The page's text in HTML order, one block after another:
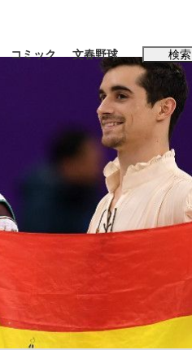
ュー 読書
アイドルたち
コミック 文春野球 検索
聖子